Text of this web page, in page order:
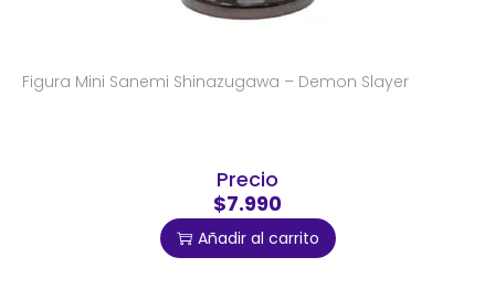
Figura Mini Sanemi Shinazugawa – Demon Slayer
Precio
$7.990
Añadir al carrito